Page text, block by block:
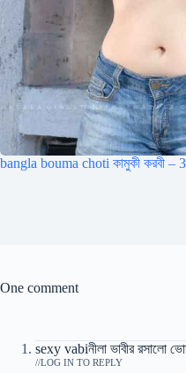
bangla bouma choti কামুকী করবী
One comment
sexy vabiনীলা ভাবীর রসালো
/ LOG IN TO REPLY